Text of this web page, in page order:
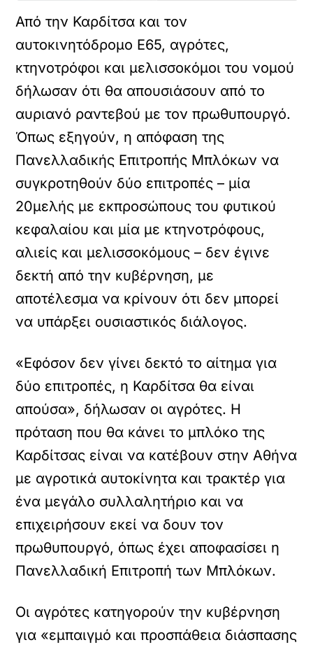
Από την Καρδίτσα και τον
αυτοκινητόδρομο Ε65, αγρότες,
κτηνοτρόφοι και μελισσοκόμοι του νομού
δήλωσαν ότι θα απουσιάσουν από το
αυριανό ραντεβού με τον πρωθυπουργό.
Όπως εξηγούν, η απόφαση της
Πανελλαδικής Επιτροπής Μπλόκων να
συγκροτηθούν δύο επιτροπές – μία
20μελής με εκπροσώπους του φυτικού
κεφαλαίου και μία με κτηνοτρόφους,
αλιείς και μελισσοκόμους – δεν έγινε
δεκτή από την κυβέρνηση, με
αποτέλεσμα να κρίνουν ότι δεν μπορεί
να υπάρξει ουσιαστικός διάλογος.
«Εφόσον δεν γίνει δεκτό το αίτημα για
δύο επιτροπές, η Καρδίτσα θα είναι
απούσα», δήλωσαν οι αγρότες. Η
πρόταση που θα κάνει το μπλόκο της
Καρδίτσας είναι να κατέβουν στην Αθήνα
με αγροτικά αυτοκίνητα και τρακτέρ για
ένα μεγάλο συλλαλητήριο και να
επιχειρήσουν εκεί να δουν τον
πρωθυπουργό, όπως έχει αποφασίσει η
Πανελλαδική Επιτροπή των Μπλόκων.
Οι αγρότες κατηγορούν την κυβέρνηση
για «εμπαιγμό και προσπάθεια διάσπασης